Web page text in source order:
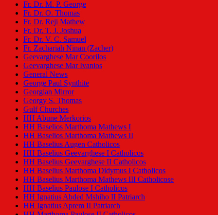
Fr. Dr. M. P. George
Fr. Dr. O. Thomas
Fr. Dr. Reji Mathew
Fr. Dr. T. J. Joshua
Fr. Dr. V. C. Samuel
Fr. Zachariah Ninan (Zacher)
Geevarghese Mar Coorilos
Geevarghese Mar Ivanios
General News
George Paul Synthite
Georgian Mirror
Georgy S. Thomas
Gulf Churches
HH Abune Merkorios
HH Baselios Marthoma Mathews I
HH Baselios Marthoma Mathews II
HH Baselius Augen Catholicos
HH Baselius Geevarghese I Catholicos
HH Baselius Geevarghese II Catholicos
HH Baselius Marthoma Didymus I Catholicos
HH Baselius Marthoma Mathews III Catholicose
HH Baselius Paulose I Catholicos
HH Ignatius Abded Mshiho II Patriarch
HH Ignatius Aprem II Patriarch